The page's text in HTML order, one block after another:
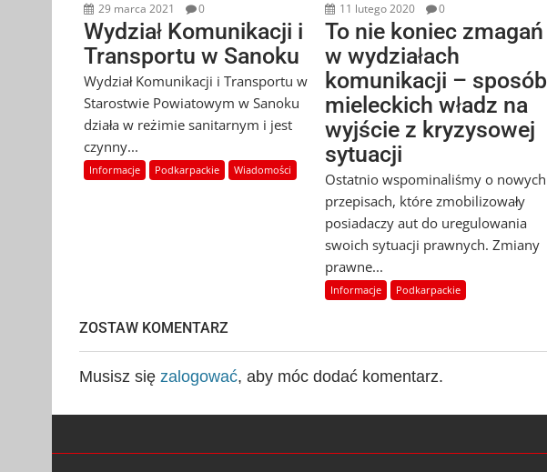
29 marca 2021 0
Wydział Komunikacji i
Transportu w Sanoku
Wydział Komunikacji i Transportu w
Starostwie Powiatowym w Sanoku
działa w reżimie sanitarnym i jest
czynny...
Informacje Podkarpackie Wiadomości
11 lutego 2020 0
To nie koniec zmagań
w wydziałach
komunikacji – sposób
mieleckich władz na
wyjście z kryzysowej
sytuacji
Ostatnio wspominaliśmy o nowych
przepisach, które zmobilizowały
posiadaczy aut do uregulowania
swoich sytuacji prawnych. Zmiany
prawne...
Informacje Podkarpackie
ZOSTAW KOMENTARZ
Musisz się zalogować, aby móc dodać komentarz.